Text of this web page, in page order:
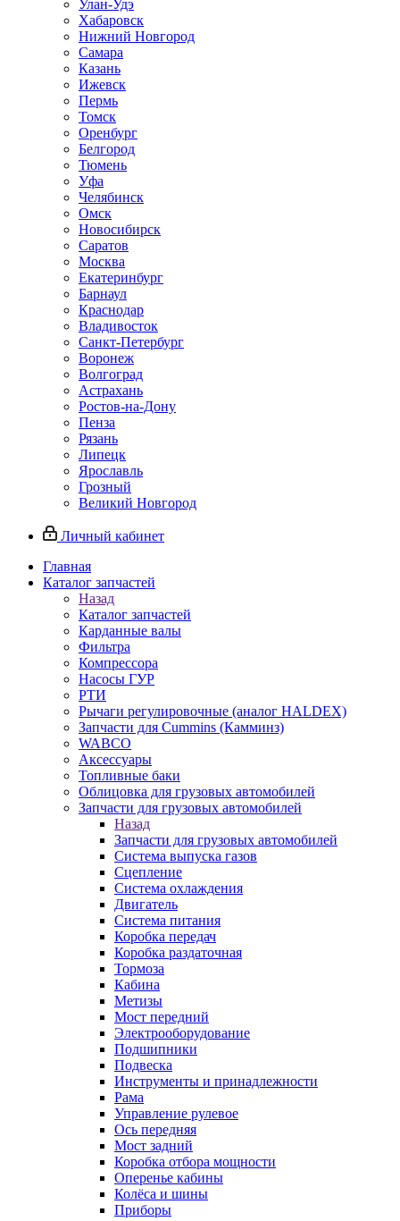
Улан-Удэ
Хабаровск
Нижний Новгород
Самара
Казань
Ижевск
Пермь
Томск
Оренбург
Белгород
Тюмень
Уфа
Челябинск
Омск
Новосибирск
Саратов
Москва
Екатеринбург
Барнаул
Краснодар
Владивосток
Санкт-Петербург
Воронеж
Волгоград
Астрахань
Ростов-на-Дону
Пенза
Рязань
Липецк
Ярославль
Грозный
Великий Новгород
Личный кабинет
Главная
Каталог запчастей
Назад
Каталог запчастей
Карданные валы
Фильтра
Компрессора
Насосы ГУР
РТИ
Рычаги регулировочные (аналог HALDEX)
Запчасти для Cummins (Камминз)
WABCO
Аксессуары
Топливные баки
Облицовка для грузовых автомобилей
Запчасти для грузовых автомобилей
Назад
Запчасти для грузовых автомобилей
Система выпуска газов
Сцепление
Система охлаждения
Двигатель
Система питания
Коробка передач
Коробка раздаточная
Тормоза
Кабина
Метизы
Мост передний
Электрооборудование
Подшипники
Подвеска
Инструменты и принадлежности
Рама
Управление рулевое
Ось передняя
Мост задний
Коробка отбора мощности
Оперенье кабины
Колёса и шины
Приборы